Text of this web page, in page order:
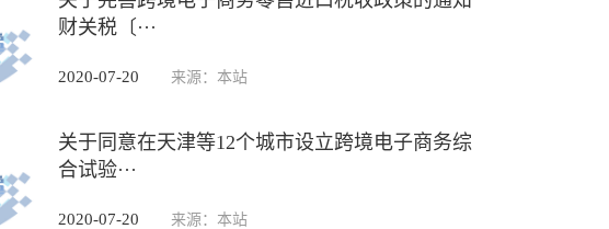
财关税〔···
2020-07-20 来源：本站
关于同意在天津等12个城市设立跨境电子商务综
合试验···
2020-07-20 来源：本站